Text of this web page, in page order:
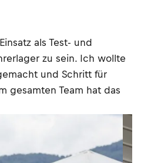
als Test- und
zu sein. Ich wollte
und Schritt für
gesamten Team hat das